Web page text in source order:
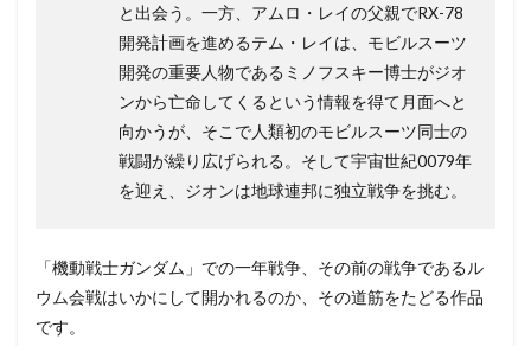
と出会う。一方、アムロ・レイの父親でRX-78
開発計画を進めるテム・レイは、モビルスーツ
開発の重要人物であるミノフスキー博士がジオ
ンから亡命してくるという情報を得て月面へと
向かうが、そこで人類初のモビルスーツ同士の
戦闘が繰り広げられる。そして宇宙世紀0079年
を迎え、ジオンは地球連邦に独立戦争を挑む。
「機動戦士ガンダム」での一年戦争、その前の戦争であるル
ウム会戦はいかにして開かれるのか、その道筋をたどる作品
です。